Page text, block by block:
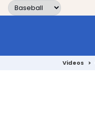
Skip to content
Videos >